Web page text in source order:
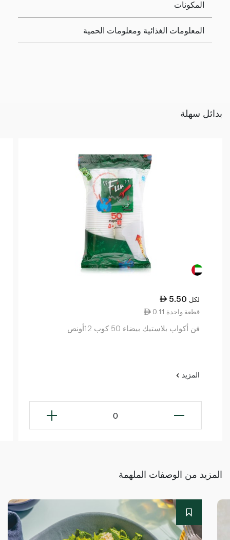
المكونات
المعلومات الغذائية ومعلومات الحمية
بدائل سهلة
5.50 لكل
0.11 قطعة واحدة
فن أكواب بلاستيك بيضاء 50 كوب 12أونص
المزيد
0
المزيد من الوصفات الملهمة